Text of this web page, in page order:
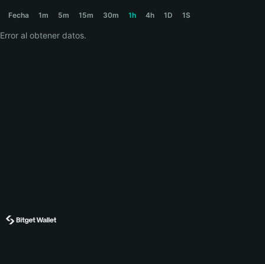
Fecha 1m 5m 15m 30m 1h 4h 1D 1S
Error al obtener datos.